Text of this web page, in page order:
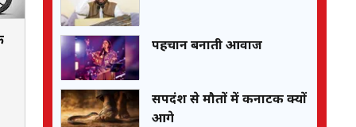
पहचान बनाती आवाज
सर्पदंश से मौतों में कर्नाटक क्यों
आगे